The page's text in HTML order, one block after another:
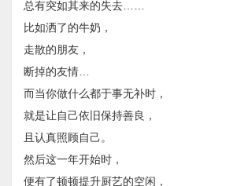
总有突如其来的失去……
比如洒了的牛奶，
走散的朋友，
断掉的友情…
而当你做什么都于事无补时，
就是让自己依旧保持善良，
且认真照顾自己。
然后这一年开始时，
便有了顿顿提升厨艺的空闲，